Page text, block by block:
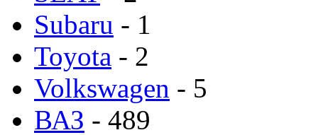
Subaru - 1
Toyota - 2
Volkswagen - 5
ВАЗ - 489